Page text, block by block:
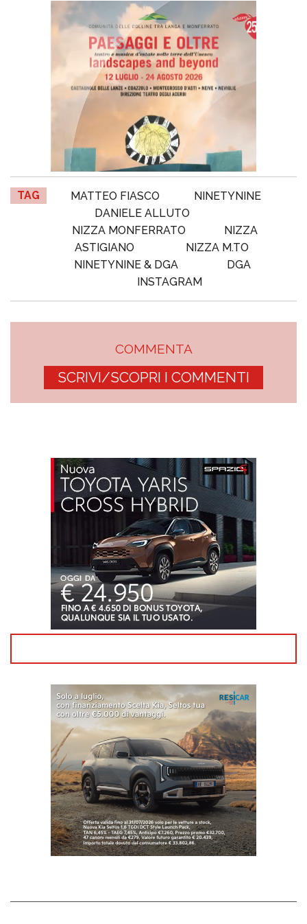
TAG MATTEO FIASCO
NINETYNINE
DANIELE ALLUTO
NIZZA MONFERRATO
NIZZA
ASTIGIANO
NIZZA M.TO
NINETYNINE & DGA
DGA
INSTAGRAM
COMMENTA
SCRIVI/SCOPRI I COMMENTI